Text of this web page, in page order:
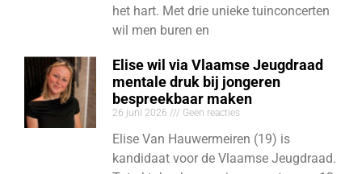
het hart. Met drie unieke tuinconcerten
wil men buren en
Elise wil via Vlaamse Jeugdraad
mentale druk bij jongeren
bespreekbaar maken
26 juni 2026 Geen reacties
Elise Van Hauwermeiren (19) is
kandidaat voor de Vlaamse Jeugdraad.